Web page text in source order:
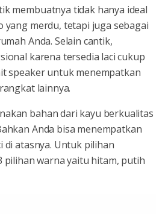
membuatnya tidak hanya ideal
yang merdu, tetapi juga sebagai
Anda. Selain cantik,
karena tersedia laci cukup
speaker untuk menempatkan
lainnya.
bahan dari kayu berkualitas
Anda bisa menempatkan
di atasnya. Untuk pilihan
pilihan warna yaitu hitam, putih